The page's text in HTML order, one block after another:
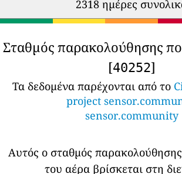
2318 ημέρες
Σταθμός παρακολούθησης
[40252]
Τα δεδομένα παρέχονται από το
project
sensor.community
Αυτός ο σταθμός παρακολούθησης
του αέρα βρίσκεται στη